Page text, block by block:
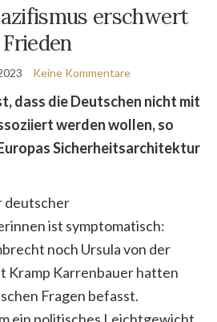
erschwert
Frieden
Keine Kommentare
dass die Deutschen nicht mit
werden wollen, so
Sicherheitsarchitektur
deutscher
ist symptomatisch:
noch Ursula von der
Kramp Karrenbauer hatten
Fragen befasst.